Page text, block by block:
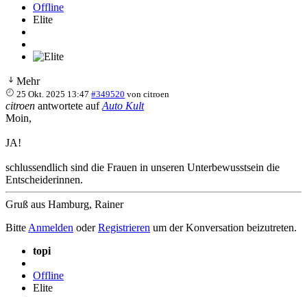
Offline
Elite
Mehr
25 Okt. 2025 13:47 #349520 voncitroen
citroen antwortete aufAuto Kult
Moin,
JA!
schlussendlich sind die Frauen in unseren Unterbewusstsein die
Entscheiderinnen.
Gruß aus Hamburg, Rainer
Bitte Anmelden oderRegistrieren um der Konversation beizutreten.
topi
Offline
Elite